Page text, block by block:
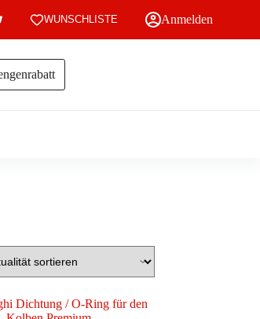
WUNSCHLISTE Anmelden